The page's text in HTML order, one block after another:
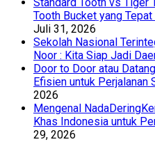
Tooth Bucket yang
Juli 31, 2026
Sekolah Nasional
Noor : Kita Siap Jadi
Door to Door atau
Efisien untuk Perjalanan
2026
Mengenal
Khas Indonesia untuk
29, 2026